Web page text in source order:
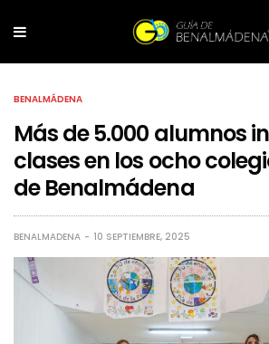
BENALMÁDENA
Más de 5.000 alumnos
clases en los ocho
de Benalmádena
BENALMADENA 10 SEPTIEMBRE, 2025